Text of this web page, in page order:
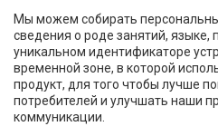
Мы можем собирать
сведения о роде занятий, языке,
уникальном идентификаторе
временной зоне, в которой
продукт, для того чтобы лучше
потребителей и улучшать наши
коммуникации.